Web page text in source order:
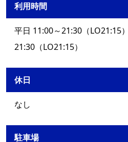
利用時間
平日 11:00～21:30（LO21:15
21:30（LO21:15）
休日
なし
駐車場